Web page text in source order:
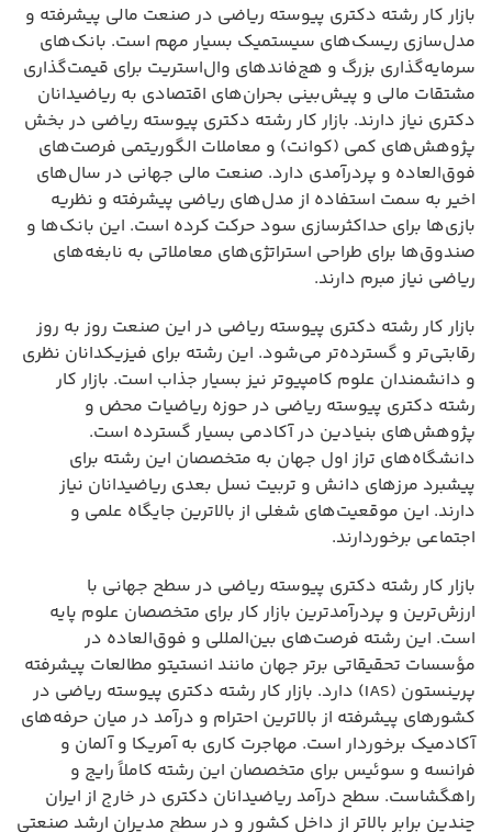
بازار کار رشته دکتری پیوسته ریاضی در صنعت مالی پیشرفته و
مدل‌سازی ریسک‌های سیستمیک بسیار مهم است. بانک‌های
سرمایه‌گذاری بزرگ و هج‌فاندهای وال‌استریت برای قیمت‌گذاری
مشتقات مالی و پیش‌بینی بحران‌های اقتصادی به ریاضیدانان
دکتری نیاز دارند. بازار کار رشته دکتری پیوسته ریاضی در بخش
پژوهش‌های کمی (کوانت) و معاملات الگوریتمی فرصت‌های
فوق‌العاده و پردرآمدی دارد. صنعت مالی جهانی در سال‌های
اخیر به سمت استفاده از مدل‌های ریاضی پیشرفته و نظریه
بازی‌ها برای حداکثرسازی سود حرکت کرده است. این بانک‌ها و
صندوق‌ها برای طراحی استراتژی‌های معاملاتی به نابغه‌های
ریاضی نیاز مبرم دارند.
بازار کار رشته دکتری پیوسته ریاضی در این صنعت روز به روز
رقابتی‌تر و گسترده‌تر می‌شود. این رشته برای فیزیکدانان نظری
و دانشمندان علوم کامپیوتر نیز بسیار جذاب است. بازار کار
رشته دکتری پیوسته ریاضی در حوزه ریاضیات محض و
پژوهش‌های بنیادین در آکادمی بسیار گسترده است.
دانشگاه‌های تراز اول جهان به متخصصان این رشته برای
پیشبرد مرزهای دانش و تربیت نسل بعدی ریاضیدانان نیاز
دارند. این موقعیت‌های شغلی از بالاترین جایگاه علمی و
اجتماعی برخوردارند.
بازار کار رشته دکتری پیوسته ریاضی در سطح جهانی با
ارزش‌ترین و پردرآمدترین بازار کار برای متخصصان علوم پایه
است. این رشته فرصت‌های بین‌المللی و فوق‌العاده در
مؤسسات تحقیقاتی برتر جهان مانند انستیتو مطالعات پیشرفته
پرینستون (IAS) دارد. بازار کار رشته دکتری پیوسته ریاضی در
کشورهای پیشرفته از بالاترین احترام و درآمد در میان حرفه‌های
آکادمیک برخوردار است. مهاجرت کاری به آمریکا و آلمان و
فرانسه و سوئیس برای متخصصان این رشته کاملاً رایج و
راهگشاست. سطح درآمد ریاضیدانان دکتری در خارج از ایران
چندین برابر بالاتر از داخل کشور و در سطح مدیران ارشد صنعتی